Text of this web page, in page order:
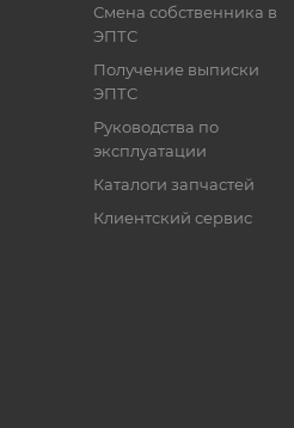
Смена собственника в
ЭПТС
Получение выписки
ЭПТС
Руководства по
эксплуатации
Каталоги запчастей
Клиентский сервис